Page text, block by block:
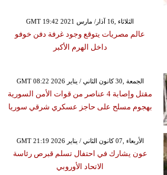
GMT 19:42 2021 الثلاثاء ,16 آذار/ مارس
عالم مصريات يتوقع وجود غرفة دفن خوفو
داخل الهرم الأكبر
GMT 08:22 2026 الجمعة ,30 كانون الثاني / يناير
مقتل وإصابة 4 عناصر من قوات الأمن السورية
بهجوم مسلح على حاجز عسكري شرقي سوريا
GMT 21:19 2026 الأربعاء ,07 كانون الثاني / يناير
عون يشارك في احتفال تسلم قبرص رئاسة
الاتحاد الأوروبي